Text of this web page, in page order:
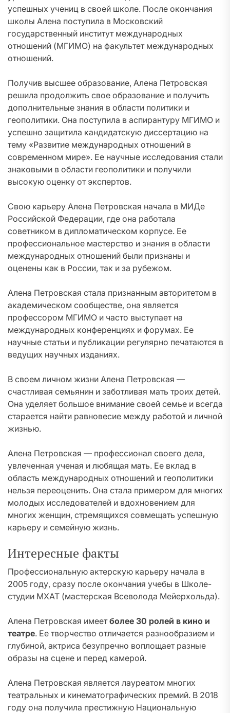
успешных учениц в своей школе. После окончания
школы Алена поступила в Московский
государственный институт международных
отношений (МГИМО) на факультет международных
отношений.
Получив высшее образование, Алена Петровская
решила продолжить свое образование и получить
дополнительные знания в области политики и
геополитики. Она поступила в аспирантуру МГИМО и
успешно защитила кандидатскую диссертацию на
тему «Развитие международных отношений в
современном мире». Ее научные исследования стали
знаковыми в области геополитики и получили
высокую оценку от экспертов.
Свою карьеру Алена Петровская начала в МИДе
Российской Федерации, где она работала
советником в дипломатическом корпусе. Ее
профессиональное мастерство и знания в области
международных отношений были признаны и
оценены как в России, так и за рубежом.
Алена Петровская стала признанным авторитетом в
академическом сообществе, она является
профессором МГИМО и часто выступает на
международных конференциях и форумах. Ее
научные статьи и публикации регулярно печатаются в
ведущих научных изданиях.
В своем личном жизни Алена Петровская —
счастливая семьянин и заботливая мать троих детей.
Она уделяет большое внимание своей семье и всегда
старается найти равновесие между работой и личной
жизнью.
Алена Петровская — профессионал своего дела,
увлеченная ученая и любящая мать. Ее вклад в
область международных отношений и геополитики
нельзя переоценить. Она стала примером для многих
молодых исследователей и вдохновением для
многих женщин, стремящихся совмещать успешную
карьеру и семейную жизнь.
Интересные факты
Профессиональную актерскую карьеру начала в
2005 году, сразу после окончания учебы в Школе-
студии МХАТ (мастерская Всеволода Мейерхольда).
Алена Петровская имеетболее 30 ролей в кино и
театре. Ее творчество отличается разнообразием и
глубиной, актриса безупречно воплощает разные
образы на сцене и перед камерой.
Алена Петровская является лауреатом многих
театральных и кинематографических премий. В 2018
году она получила престижную Национальную